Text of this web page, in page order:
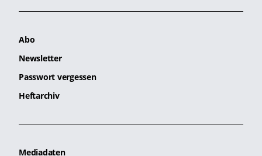
Abo
Newsletter
Passwort vergessen
Heftarchiv
Mediadaten